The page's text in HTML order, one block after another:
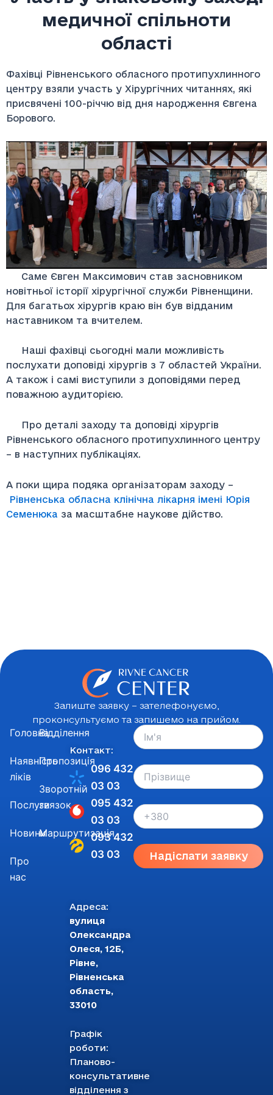
медичної спільноти
області
Фахівці Рівненського обласного протипухлинного
центру взяли участь у Хірургічних читаннях, які
присвячені 100-річчю від дня народження Євгена
Борового.
Саме Євген Максимович став засновником
новітньої історії хірургічної служби Рівненщини.
Для багатьох хірургів краю він був відданим
наставником та вчителем.
Наші фахівці сьогодні мали можливість
послухати доповіді хірургів з 7 областей України.
А також і самі виступили з доповідями перед
поважною аудиторією.
Про деталі заходу та доповіді хірургів
Рівненського обласного протипухлинного центру
– в наступних публікаціях.
А поки щира подяка організаторам заходу –
Рівненська обласна клінічна лікарня імені Юрія
Семенюка за масштабне наукове дійство.
Залиште заявку – зателефонуємо,
проконсультуємо та запишемо на прийом.
Адреса:
вулиця
Олександра
Олеся, 12Б,
Рівне,
Рівненська
область,
33010
Графік
роботи:
Планово-
консультативне
відділення з
Контакт:
096 432
03 03
095 432
03 03
093 432
03 03
Головна
Наявність
ліків
Послуги
Новини
Про
нас
Відділення
Пропозиція
Зворотній
звязок
Маршрутизація
Надіслати заявку